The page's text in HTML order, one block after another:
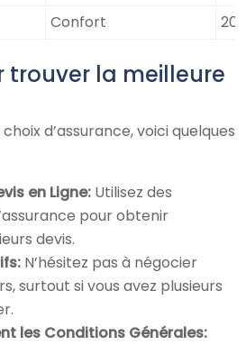
Confort
trouver la meilleure
d’assurance, voici quelques
en Ligne: Utilisez des
pour obtenir
devis.
N’hésitez pas à négocier
surtout si vous avez plusieurs
les Conditions Générales: